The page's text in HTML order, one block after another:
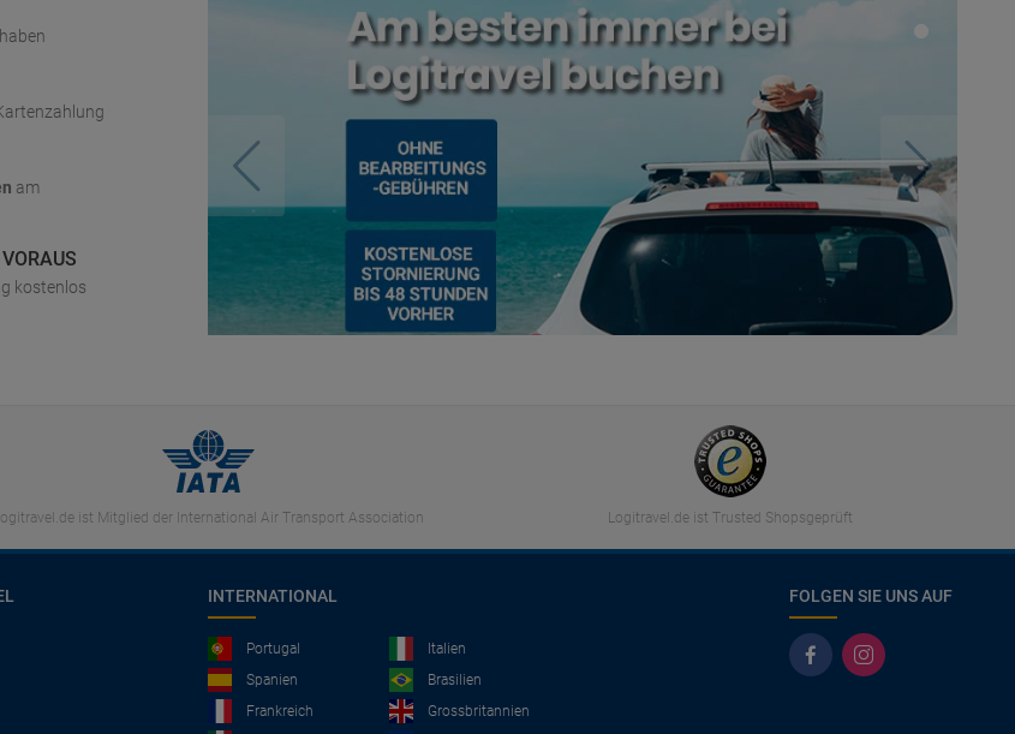
am
kostenlos
ist Mitglied der International Air Transport Association Logitravel.de ist Trusted Shopsgeprüft
INTERNATIONAL
Portugal
Italien
Spanien
Brasilien
Frankreich
Grossbritannien
FOLGEN SIE UNS AUF